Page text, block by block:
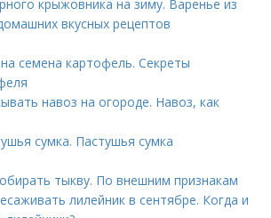
крыжовника на зиму. Варенье из
вкусных рецептов
семена картофель. Секреты
навоз на огороде. Навоз, как
сумка. Пастушья сумка
тыкву. По внешним признакам
лилейник в сентябре. Когда и